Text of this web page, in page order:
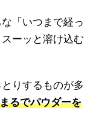
「いつまで経っ
ーッと溶け込む
りするものが多
まるでパウダーを